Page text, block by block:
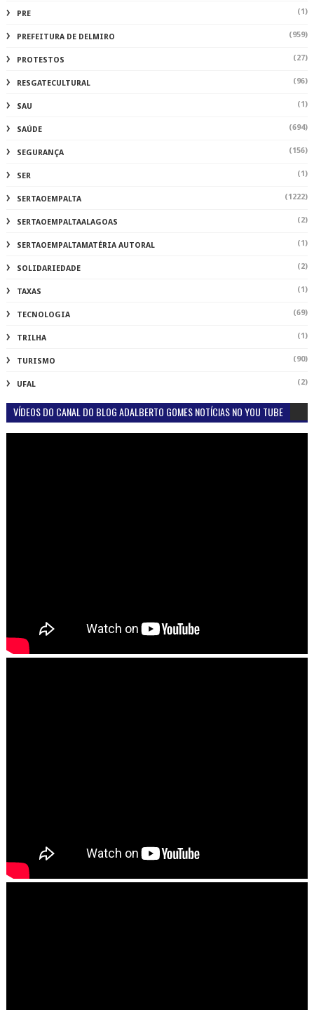
PRE (1)
PREFEITURA DE DELMIRO (959)
PROTESTOS (27)
RESGATECULTURAL (96)
SAU (1)
SAÚDE (694)
SEGURANÇA (156)
SER (1)
SERTAOEMPALTA (1222)
SERTAOEMPALTAALAGOAS (2)
SERTAOEMPALTAMATÉRIA AUTORAL (1)
SOLIDARIEDADE (2)
TAXAS (1)
TECNOLOGIA (69)
TRILHA (1)
TURISMO (90)
UFAL (2)
VÍDEOS DO CANAL DO BLOG ADALBERTO GOMES NOTÍCIAS NO YOU TUBE